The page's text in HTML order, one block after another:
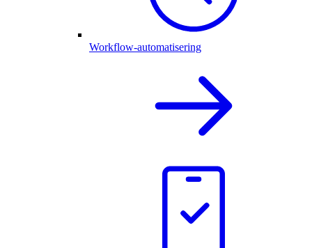
Workflow-automatisering